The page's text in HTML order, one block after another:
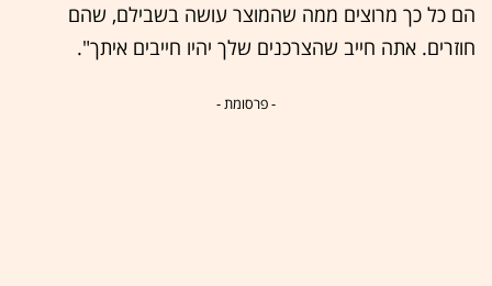
הם כל כך מרוצים ממה שהמוצר עושה בשבילם, שהם
חוזרים. אתה חייב שהצרכנים שלך יהיו חייבים איתך".
- פרסומת -